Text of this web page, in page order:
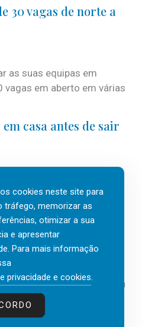
30 vagas de norte a
as suas equipas em
vagas em aberto em várias
casa antes de sair
as férias, os fins-de-
a casa fica mais
Outlook 2026
em serviços de
artificial (IA), acaba
cookies neste site para
tráfego, memorizar as
otimizar a sua
e apresentar
Para mais informação
privacidade e cookies.